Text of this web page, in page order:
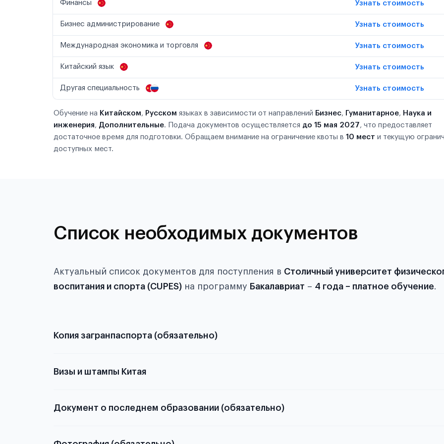
Финансы Узнать стоимость
Бизнес администрирование Узнать стоимость
Международная экономика и торговля Узнать стоимость
Китайский язык Узнать стоимость
Другая специальность Узнать стоимость
Обучение на Китайском, Русском языках в зависимости от направлений Бизнес, Гуманитарное, Наука и
инженерия, Дополнительные. Подача документов осуществляется до 15 мая 2027, что предоставляет
достаточное время для подготовки. Обращаем внимание на ограничение квоты в 10 мест и текущую
доступных мест.
Список необходимых документов
Актуальный список документов для поступления в Столичный университет
воспитания и спорта (CUPES) на программу Бакалавриат – 4 года – платное обучение.
Копия загранпаспорта (обязательно)
Визы и штампы Китая
Документ о последнем образовании (обязательно)